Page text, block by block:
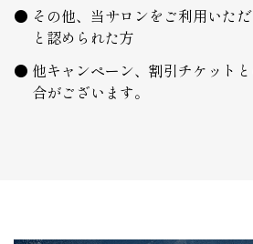
その他、当サロンをご利用いた
と認められた方
他キャンペーン、割引チケット
合がございます。